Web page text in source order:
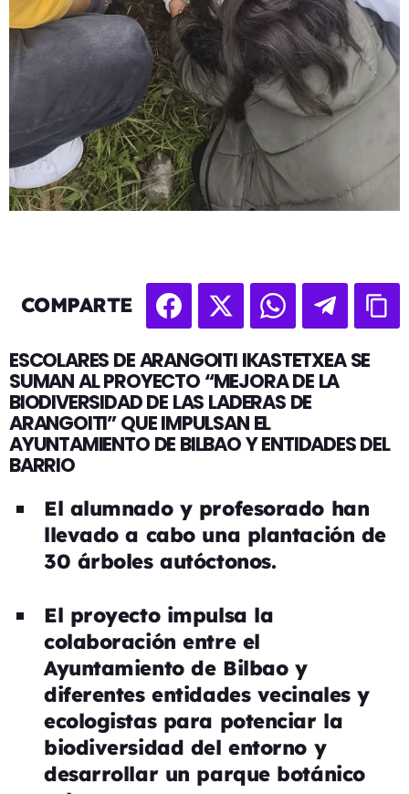
COMPARTE
ESCOLARES DE ARANGOITI IKASTETXEA SE
SUMAN AL PROYECTO “MEJORA DE LA
BIODIVERSIDAD DE LAS LADERAS DE
ARANGOITI” QUE IMPULSAN EL
AYUNTAMIENTO DE BILBAO Y ENTIDADES DEL
BARRIO
El alumnado y profesorado han
llevado a cabo una plantación de
30 árboles autóctonos.
El proyecto impulsa la
colaboración entre el
Ayuntamiento de Bilbao y
diferentes entidades vecinales y
ecologistas para potenciar la
biodiversidad del entorno y
desarrollar un parque botánico